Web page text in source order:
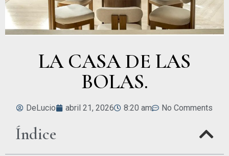
LA CASA DE LAS
BOLAS.
DeLucio abril 21, 2026 8:20 am No Comments
Índice